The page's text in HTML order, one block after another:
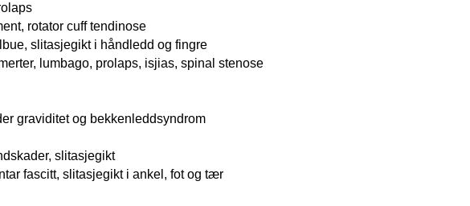
rotator cuff tendinose
slitasjegikt i håndledd og fingre
lumbago, prolaps, isjias, spinal stenose
graviditet og bekkenleddsyndrom
slitasjegikt
fascitt, slitasjegikt i ankel, fot og tær